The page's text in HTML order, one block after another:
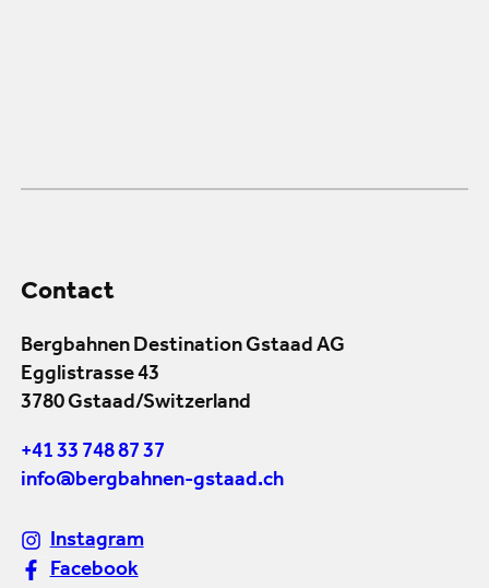
Contact
Bergbahnen Destination Gstaad AG
Egglistrasse 43
3780 Gstaad/Switzerland
+41 33 748 87 37
info@bergbahnen-gstaad.ch
Instagram
Facebook